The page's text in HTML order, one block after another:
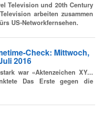
Television und 20th Century
arbeiten zusammen
US-Networkfernsehen.
Check: Mittwoch,
2016
war «Aktenzeichen XY...
Das Erste gegen die